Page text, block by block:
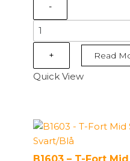
-
B1601
-
Rex
Mid/T-
S3S
HRO
CI
+ Read
Quick View